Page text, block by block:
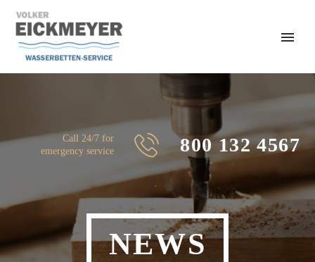
Call 24/7 for
emergency service
800 132 4567
NEWS